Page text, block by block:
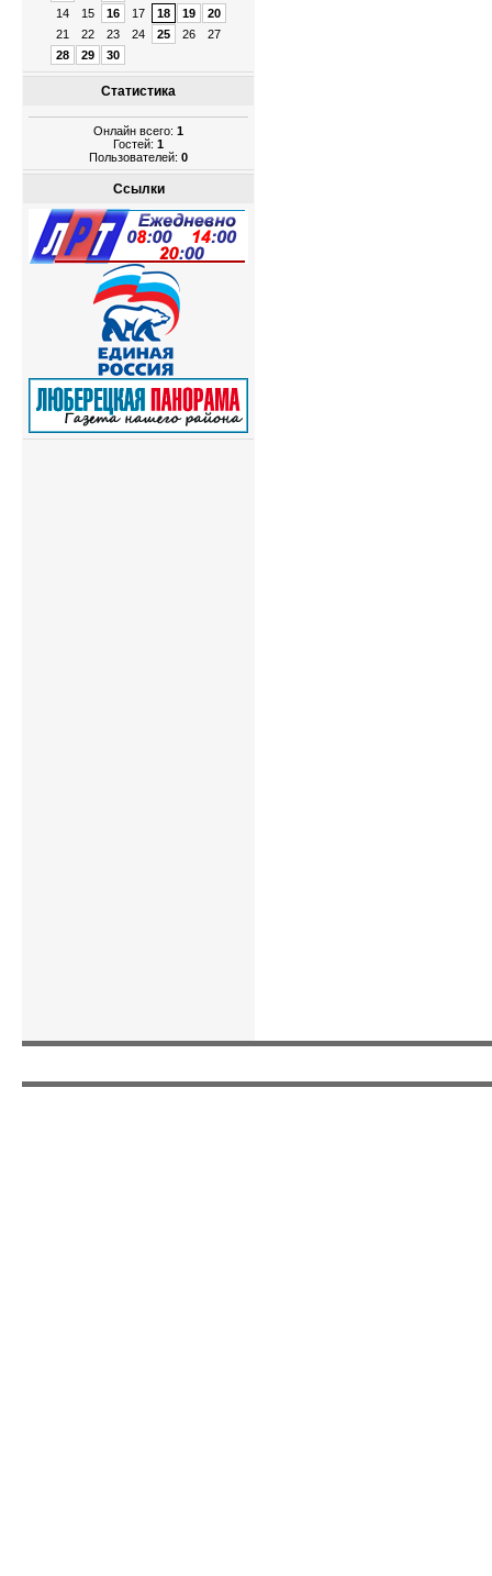
14
15 16 17 18 19
20
21
22 23 24 25 26
27
28
29 30
Статистика
Онлайн всего: 1
Гостей: 1
Пользователей: 0
Ссылки